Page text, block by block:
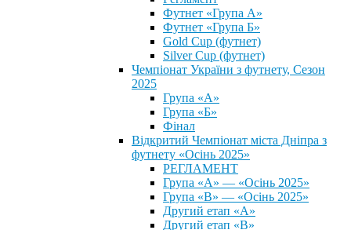
Футнет «Група А»
Футнет «Група Б»
Gold Cup (футнет)
Silver Cup (футнет)
Чемпіонат України з футнету, Сезон
2025
Група «А»
Група «Б»
Фінал
Відкритий Чемпіонат міста Дніпра з
футнету «Осінь 2025»
РЕГЛАМЕНТ
Група «А» — «Осінь 2025»
Група «В» — «Осінь 2025»
Другий етап «А»
Другий етап «В»